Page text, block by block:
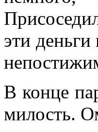
эти
В конце
милость.